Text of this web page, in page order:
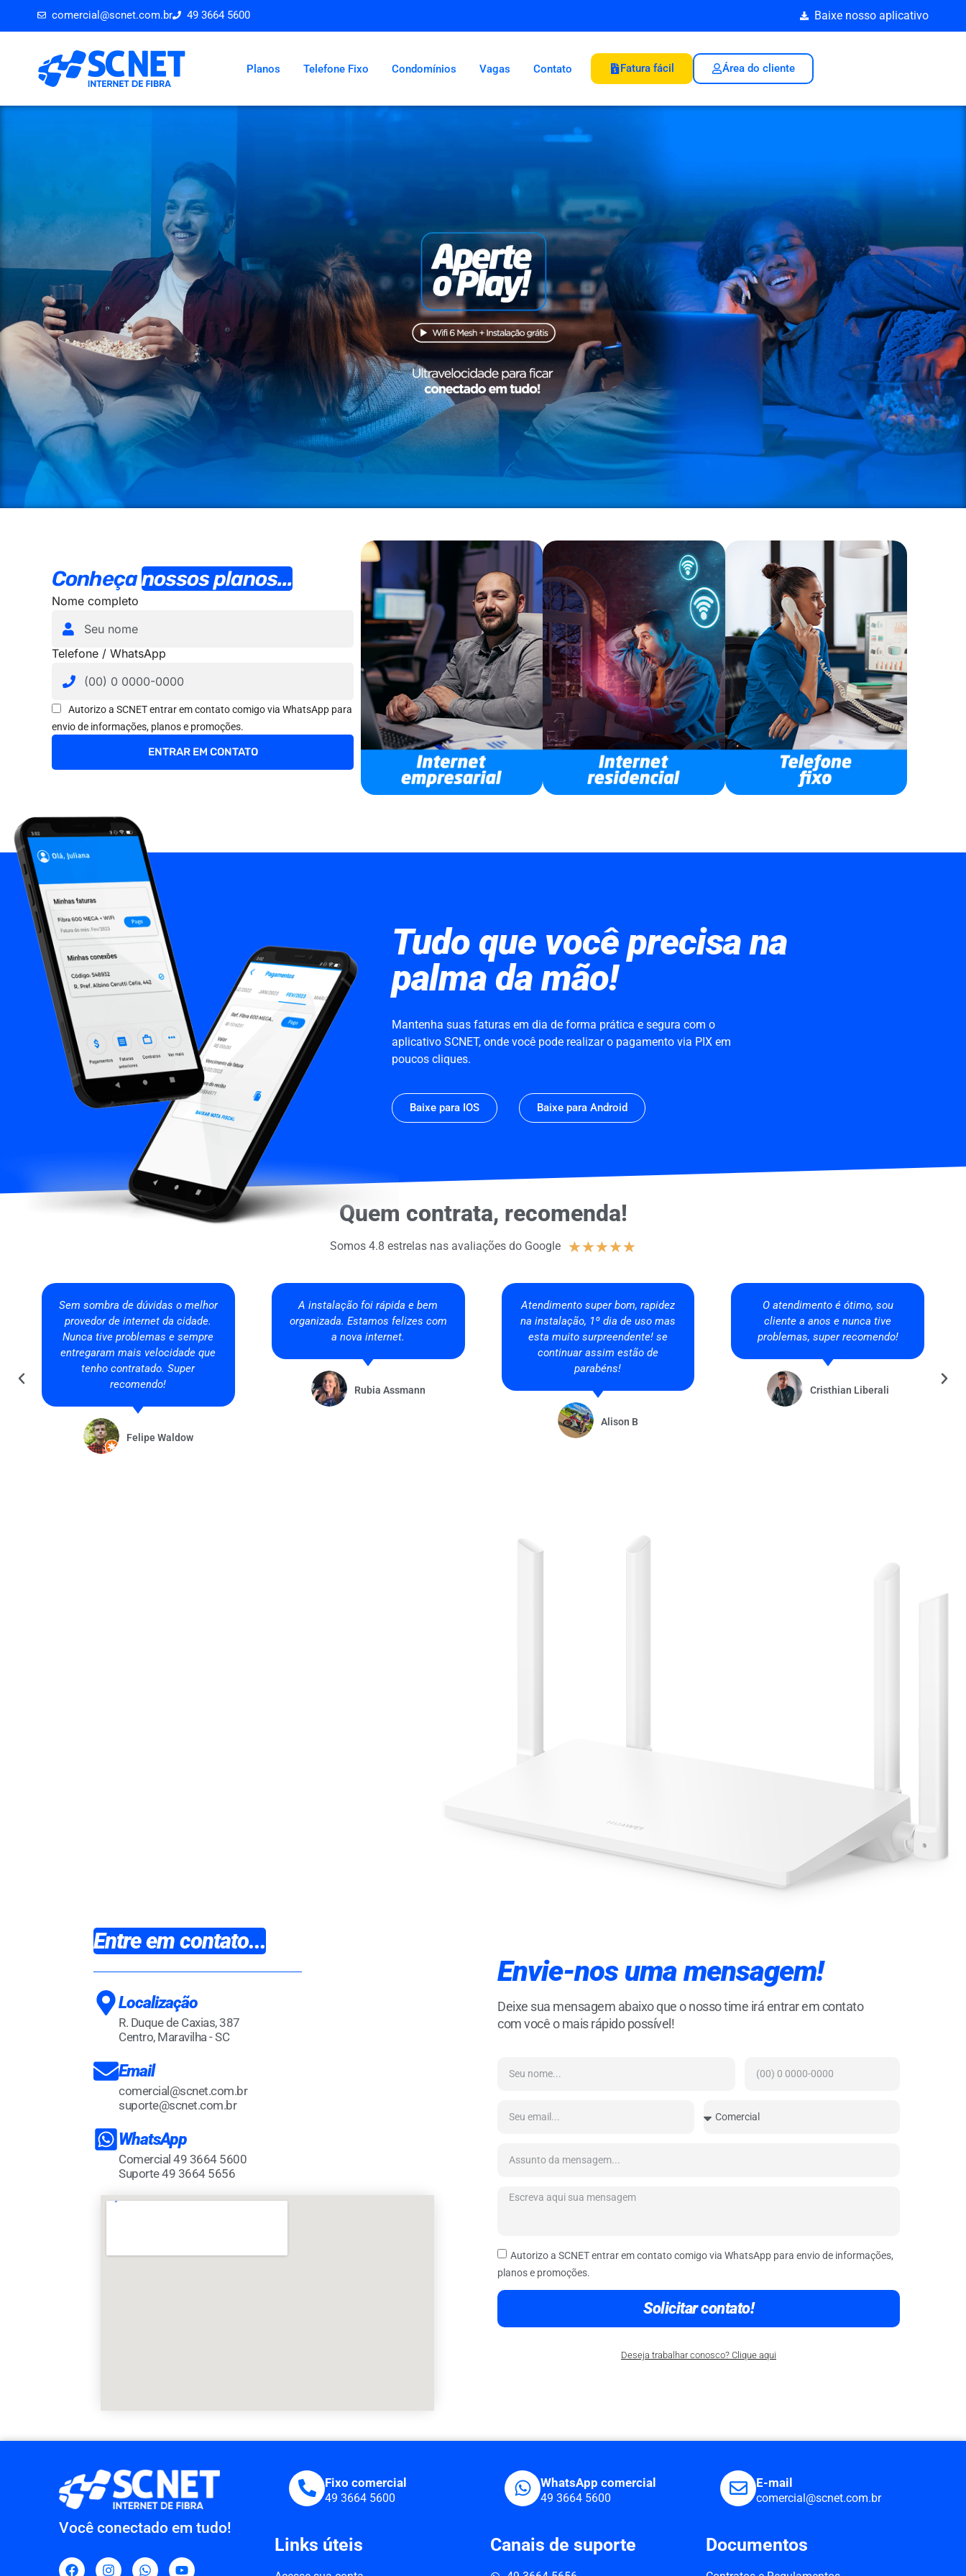
comercial@scnet.com.br 49 3664 5600 Baixe nosso aplicativo
Planos Telefone Fixo Condomínios Vagas Contato Fatura fácil Área do cliente
Conheçanossos planos...
Nome completo
Telefone / WhatsApp
Autorizo a SCNET entrar em contato comigo via WhatsApp para
envio de informações, planos e promoções.
ENTRAR EM CONTATO
Tudo que você precisa na
palma da mão!
Mantenha suas faturas em dia de forma prática e segura com o
aplicativo SCNET, onde você pode realizar o pagamento via PIX em
poucos cliques.
Baixe para IOS Baixe para Android
Quem contrata, recomenda!
Somos 4.8 estrelas nas avaliações do Google ★★★★★
Ótimo atendimento, profissionais
competentes e internet de
excelente qualidade... Recomendo
100%
HorstKing
Ótimo atendimento, ótimo serviço,
nunca fui tratado assim numa
provedora de internet. Desde a
atendimento e sem falar dos
prazos que foram cumpridos
muito antes do previsto.
Sem sombra de dúvidas o melhor
provedor de internet da cidade.
Nunca tive problemas e sempre
entregaram mais velocidade que
tenho contratado. Super
Felipe Waldow
A instalação foi rápida e bem
organizada. Estamos felizes com
a nova internet.
Rubia Assmann
Entre em contato...
Localização
R. Duque de Caxias, 387
Centro, Maravilha - SC
Email
comercial@scnet.com.br
suporte@scnet.com.br
WhatsApp
Comercial 49 3664 5600
Suporte 49 3664 5656
Envie-nos uma mensagem!
Deixe sua mensagem abaixo que o nosso time irá entrar em contato
com você o mais rápido possível!
Autorizo a SCNET entrar em contato comigo via WhatsApp para envio de informações,
planos e promoções.
Solicitar contato!
Deseja trabalhar conosco? Clique aqui
Você conectado em tudo!
Fixo comercial
49 3664 5600
Links úteis
WhatsApp comercial
49 3664 5600
Canais de suporte
E-mail
comercial@scnet.com.br
Documentos